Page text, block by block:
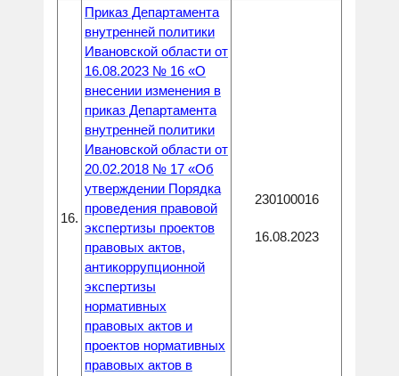
16.
Приказ Департамента
внутренней политики
Ивановской области от
16.08.2023 № 16 «О
внесении изменения в
приказ Департамента
внутренней политики
Ивановской области от
20.02.2018 № 17 «Об
утверждении Порядка
проведения правовой
экспертизы проектов
правовых актов,
антикоррупционной
экспертизы
нормативных
правовых актов и
проектов нормативных
правовых актов в
230100016
16.08.2023